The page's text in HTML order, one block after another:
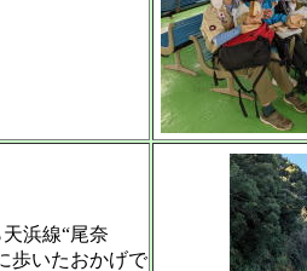
浜線“尾奈
歩いたおかげで